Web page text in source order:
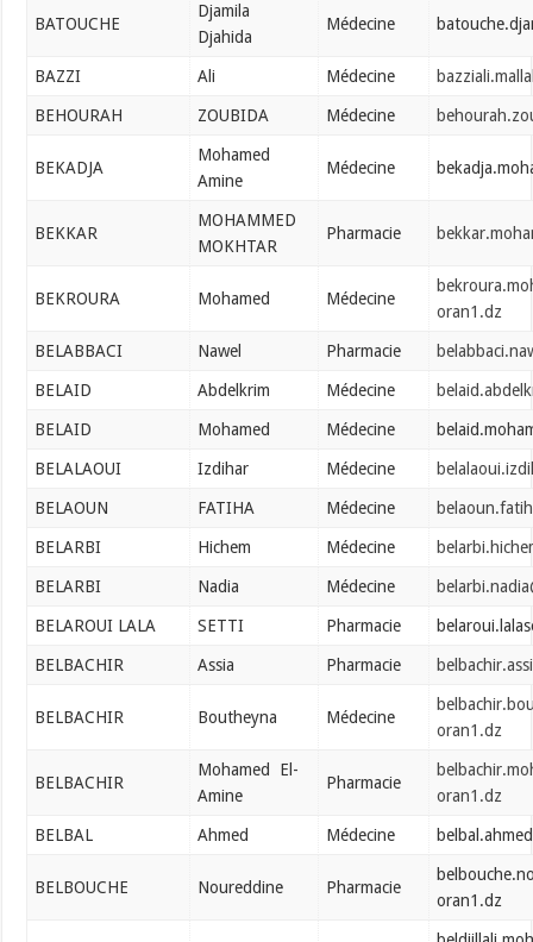
BATOUCHE
Djamila
Djahida
Médecine
BAZZI Ali Médecine
BEHOURAH ZOUBIDA Médecine
BEKADJA
Mohamed
Amine
Médecine
BEKKAR
MOHAMMED
MOKHTAR
Pharmacie
BEKROURA Mohamed Médecine
oran1.dz
BELABBACI Nawel Pharmacie
BELAID Abdelkrim Médecine
BELAID Mohamed Médecine
BELALAOUI Izdihar Médecine
BELAOUN FATIHA Médecine
BELARBI Hichem Médecine
BELARBI Nadia Médecine
BELAROUI LALA SETTI Pharmacie
BELBACHIR Assia Pharmacie
BELBACHIR Boutheyna Médecine
oran1.dz
BELBACHIR
Mohamed El-
Amine
Pharmacie
oran1.dz
BELBAL Ahmed Médecine
BELBOUCHE Noureddine Pharmacie
oran1.dz